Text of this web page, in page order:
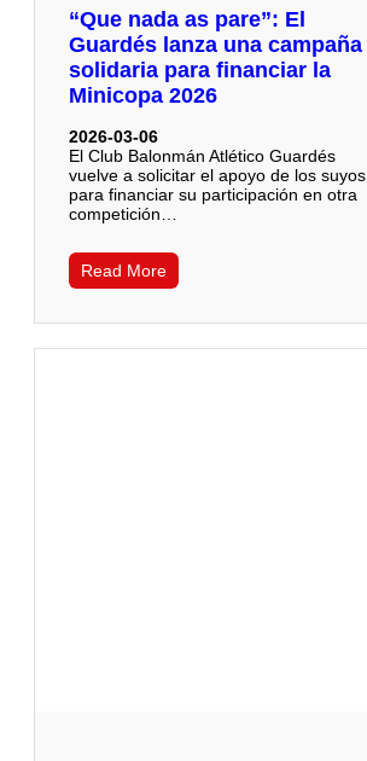
“Que nada as pare”: El
Guardés lanza una campaña
solidaria para financiar la
Minicopa 2026
2026-03-06
El Club Balonmán Atlético Guardés
vuelve a solicitar el apoyo de los suyos
para financiar su participación en otra
competición…
Read More